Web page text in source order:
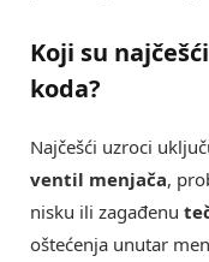
Koji su
koda?
Najčešći uzroci
ventil menjača,
nisku ili zagađenu
oštećenja unutar